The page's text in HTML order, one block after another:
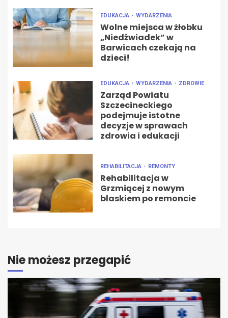
EDUKACJA WYDARZENIA
Wolne miejsca w żłobku
„Niedźwiadek” w
Barwicach czekają na
dzieci!
EDUKACJA WYDARZENIA ZDROWIE
Zarząd Powiatu
Szczecineckiego
podejmuje istotne
decyzje w sprawach
zdrowia i edukacji
REHABILITACJA REMONTY
Rehabilitacja w
Grzmiącej z nowym
blaskiem po remoncie
Nie możesz przegapić